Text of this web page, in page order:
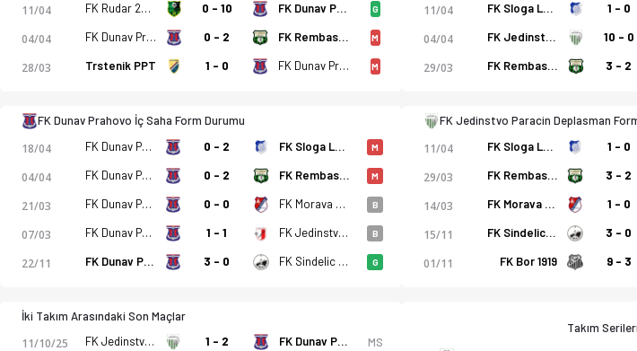
FK Dunav Prahovo - FK Jedinstvo Paracin 1-2 bitti. Gol anları, kadro, istatistikler, puan durumu
11/04 FK Rudar 2016 Aleksinački Rudnik 0 - 10 FK Dunav Prahovo G
04/04 FK Dunav Prahovo 0 - 2 FK Rembas Resavica M
28/03 Trstenik PPT 1 - 0 FK Dunav Prahovo M
11/04 FK Sloga Leskovac 1 - 0
04/04 FK Jedinstvo Paracin 10 - 0
29/03 FK Rembas Resavica 3 - 2
FK Dunav Prahovo İç Saha Form Durumu
18/04 FK Dunav Prahovo 0 - 2 FK Sloga Leskovac M
04/04 FK Dunav Prahovo 0 - 2 FK Rembas Resavica M
21/03 FK Dunav Prahovo 0 - 0 FK Morava Cuprija B
07/03 FK Dunav Prahovo 1 - 1 FK Jedinstvo 1936 Krusevac B
22/11 FK Dunav Prahovo 3 - 0 FK Sindelic Nis G
FK Jedinstvo Paracin Deplasman
11/04 FK Sloga Leskovac 1 - 0
29/03 FK Rembas Resavica 3 - 2
14/03 FK Morava Cuprija 1 - 0
15/11 FK Sindelic Nis 3 - 0
01/11 FK Bor 1919 9 - 3
İki Takım Arasındaki Son Maçlar
11/10/25 FK Jedinstvo Paracin 1 - 2 FK Dunav Prahovo MS
Takım Serileri